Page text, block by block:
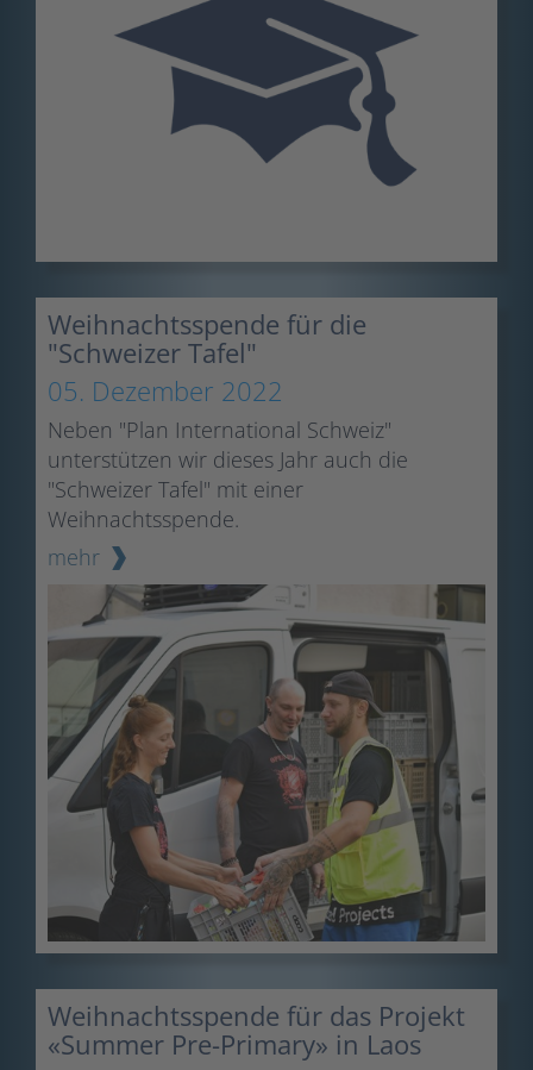
Weihnachtsspende für die
"Schweizer Tafel"
05. Dezember 2022
Neben "Plan International Schweiz"
unterstützen wir dieses Jahr auch die
"Schweizer Tafel" mit einer
Weihnachtsspende.
mehr
Weihnachtsspende für das Projekt
«Summer Pre-Primary» in Laos